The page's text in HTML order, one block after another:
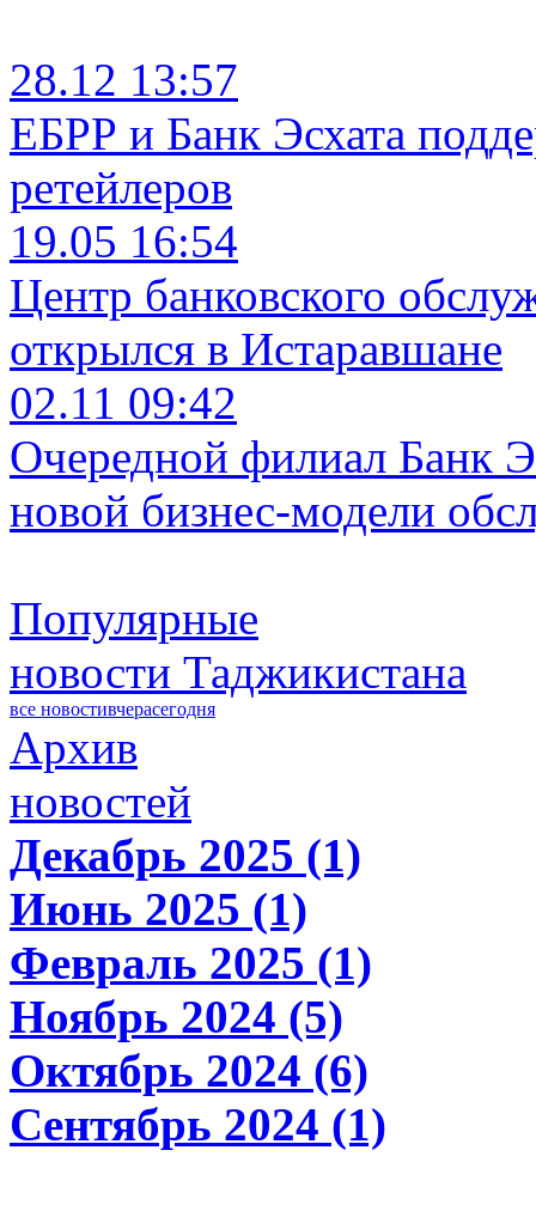
28.12 13:57
ЕБРР и Банк Эсхата
ретейлеров
19.05 16:54
Центр банковского
открылся в Истаравшане
02.11 09:42
Очередной филиал Банк
новой бизнес-модели
Популярные
новости Таджикистана
все новостивчерасегодня
Архив
новостей
Декабрь 2025 (1)
Июнь 2025 (1)
Февраль 2025 (1)
Ноябрь 2024 (5)
Октябрь 2024 (6)
Сентябрь 2024 (1)